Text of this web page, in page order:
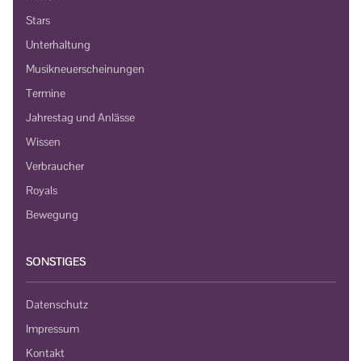
Stars
Unterhaltung
Musikneuerscheinungen
Termine
Jahrestag und Anlässe
Wissen
Verbraucher
Royals
Bewegung
SONSTIGES
Datenschutz
Impressum
Kontakt